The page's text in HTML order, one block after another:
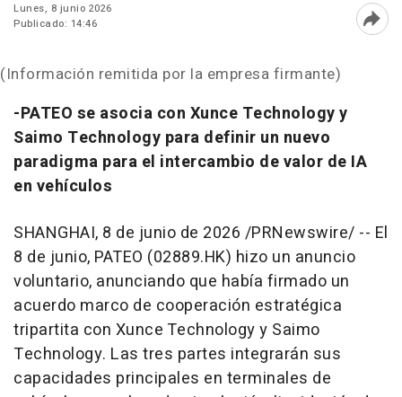
Lunes, 8 junio 2026
Publicado: 14:46
(Información remitida por la empresa firmante)
-PATEO se asocia con Xunce Technology y
Saimo Technology para definir un nuevo
paradigma para el intercambio de valor de IA
en vehículos
SHANGHAI, 8 de junio de 2026 /PRNewswire/ -- El
8 de junio, PATEO (02889.HK) hizo un anuncio
voluntario, anunciando que había firmado un
acuerdo marco de cooperación estratégica
tripartita con Xunce Technology y Saimo
Technology. Las tres partes integrarán sus
capacidades principales en terminales de